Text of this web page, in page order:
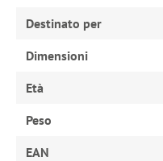
Destinato per
Dimensioni
Età
Peso
EAN